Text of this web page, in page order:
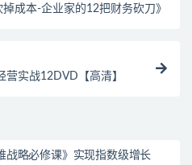
成本-企业家的12把财务砍刀》
营实战12DVD【高清】
战略必修课》实现指数级增长